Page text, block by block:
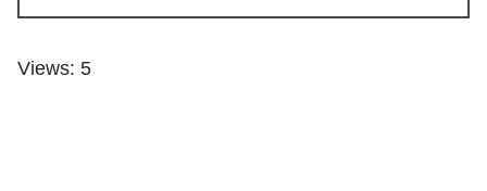
Views: 5